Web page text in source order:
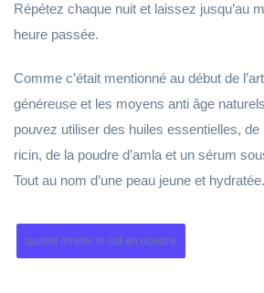
Répétez chaque nuit et laissez jusqu’au
heure passée.
Comme c’était mentionné au début de
généreuse et les moyens anti âge
pouvez utiliser des huiles essentielles, de
ricin, de la poudre d’amla et un sérum
Tout au nom d’une peau jeune et hydratée.
quand arreter le lait en poudre